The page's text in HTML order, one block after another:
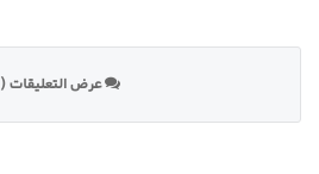
عرض التعليقات (2)